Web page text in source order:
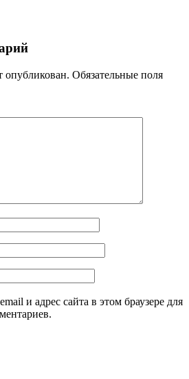
опубликован. Обязательные поля
и адрес сайта в этом браузере для